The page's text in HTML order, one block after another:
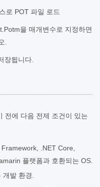
로 POT 파일 로드
을 매개변수로 지정하면
.
장됩니다.
전에 다음 전제 조건이 있는
.NET Core,
플랫폼과 호환되는 OS.
발 환경.